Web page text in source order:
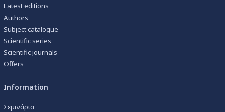
Latest editions
Authors
Subject catalogue
Scientific series
Scientific journals
Offers
Information
Σεμινάρια